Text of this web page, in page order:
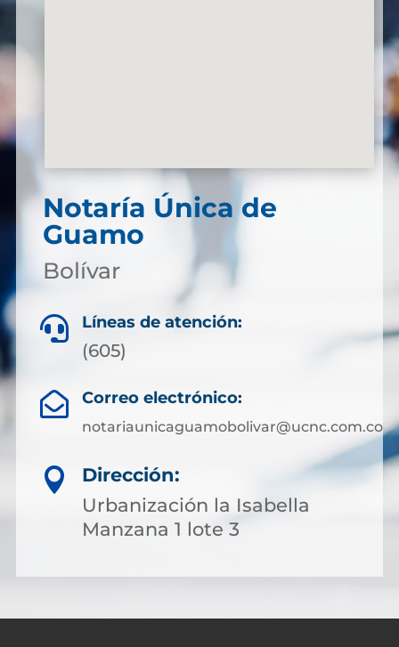
Notaría Única de
Guamo
Bolívar
 Líneas de atención:
(605)
 Correo electrónico:
notariaunicaguamobolivar@ucnc.com.co

Dirección:
Urbanización la Isabella
Manzana 1 lote 3